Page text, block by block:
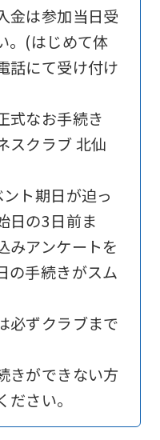
金は参加当日受
。(はじめて体
話にて受け付け
式なお手続き
スクラブ 北仙
ト期日が迫っ
日の3日前ま
みアンケートを
の手続きがスム
必ずクラブまで
きができない方
さい。